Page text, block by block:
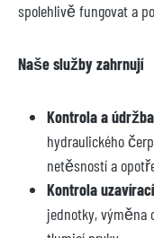
spolehlivě fungovat a
Naše služby zahrnují
Kontrola a
hydraulického
netěsností a
Kontrola
jednotky, výměna